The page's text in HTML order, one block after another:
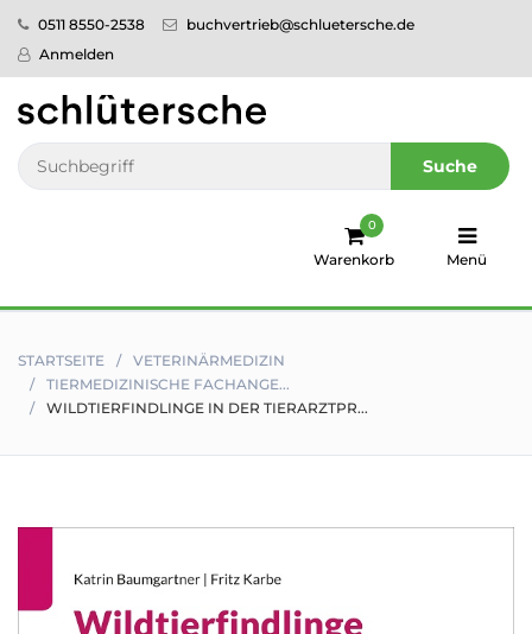
0511 8550-2538
buchvertrieb@schluetersche.de
Anmelden
Suche
Warenkorb
0
Menü
Pflege
Veterinär­
medizin
humboldt
Sale!
Service
STARTSEITE
VETERINÄR­MEDIZIN
TIERMEDIZINISCHE FACHANGE...
WILDTIERFINDLINGE IN DER TIERARZTPR...